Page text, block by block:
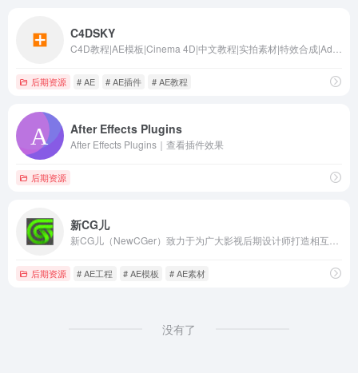
C4DSKY
后期资源 # AE # AE插件 # AE教程
After Effects Plugins
After Effects Plugins｜查看插件效果
后期资源
新CG儿
后期资源 # AE工程 # AE模板 # AE素材
没有了